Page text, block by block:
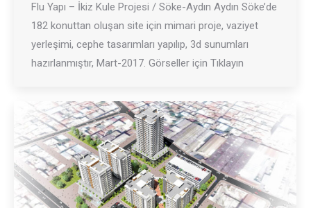
Flu Yapı – İkiz Kule Projesi / Söke-Aydın Aydın Söke’de
182 konuttan oluşan site için mimari proje, vaziyet
yerleşimi, cephe tasarımları yapılıp, 3d sunumları
hazırlanmıştır, Mart-2017. Görseller için Tıklayın